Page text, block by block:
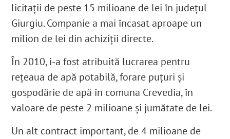
licitații de peste 15 milioane de lei în județul
Giurgiu. Companie a mai încasat aproape un
milion de lei din achiziții directe.
În 2010, i-a fost atribuită lucrarea pentru
rețeaua de apă potabilă, forare puțuri și
gospodărie de apă în comuna Crevedia,în
valoare de peste 2 milioane și jumătate de lei.
Un alt contract important, de 4 milioane de